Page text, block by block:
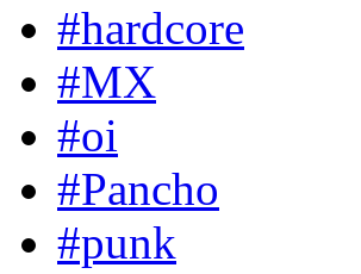
#hardcore
#MX
#oi
#Pancho
#punk